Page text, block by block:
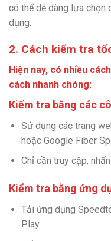
có thể dễ dàng lựa chọn
dụng.
2. Cách kiểm tra
Hiện nay, có nhiều
cách nhanh chóng:
Kiểm tra bằng các
Sử dụng các trang
hoặc Google Fiber
Chỉ cần truy cập,
Kiểm tra bằng ứng
Tải ứng dụng
Play.